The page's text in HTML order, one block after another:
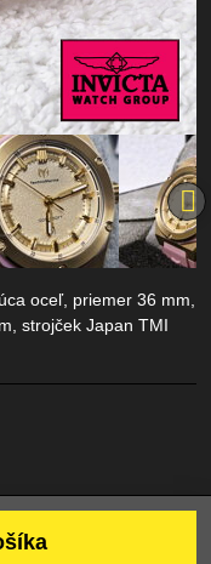
oceľ, priemer 36 mm,
strojček Japan TMI